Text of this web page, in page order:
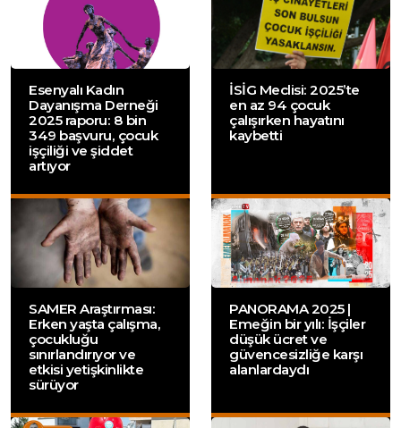
Esenyalı Kadın
Dayanışma Derneği
2025 raporu: 8 bin
349 başvuru, çocuk
işçiliği ve şiddet
artıyor
İSİG Meclisi: 2025’te
en az 94 çocuk
çalışırken hayatını
kaybetti
SAMER Araştırması:
Erken yaşta çalışma,
çocukluğu
sınırlandırıyor ve
etkisi yetişkinlikte
sürüyor
PANORAMA 2025 |
Emeğin bir yılı: İşçiler
düşük ücret ve
güvencesizliğe karşı
alanlardaydı